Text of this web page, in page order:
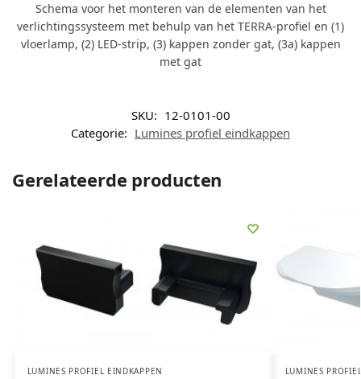
Schema voor het monteren van de elementen van het
verlichtingssysteem met behulp van het TERRA-profiel en (1)
vloerlamp, (2) LED-strip, (3) kappen zonder gat, (3a) kappen
met gat
SKU: 12-0101-00
Categorie: Lumines profiel eindkappen
Gerelateerde producten
LUMINES PROFIEL EINDKAPPEN LUMINES